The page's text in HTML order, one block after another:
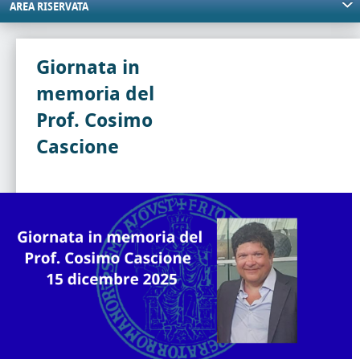
AREA RISERVATA
Giornata in
memoria del
Prof. Cosimo
Cascione